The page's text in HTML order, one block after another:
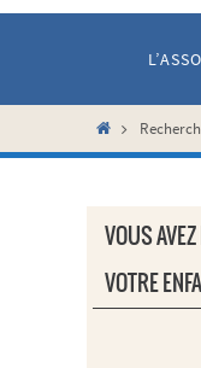
Home
VOUS
VOTRE